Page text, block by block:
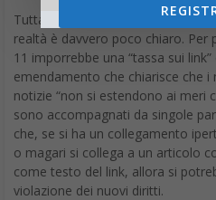
Tuttavia, ciò che la
normativa
realtà è davvero poco chiaro. Per
11 imporrebbe una “tassa sui
emendamento che chiarisce che
notizie “non si estendono ai meri
sono accompagnati da singole
che, se si ha un collegamento
o magari si collega a un articolo
come testo del link, allora si
violazione dei nuovi diritti.